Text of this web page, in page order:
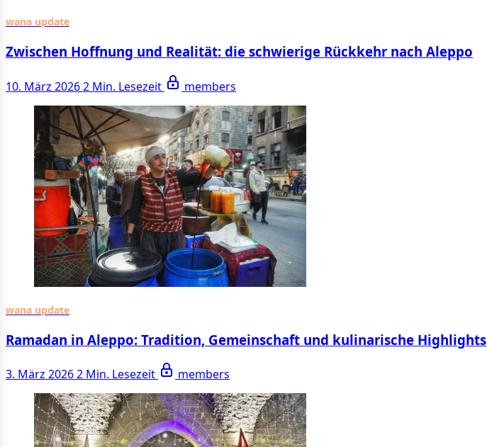
wana update
Zwischen Hoffnung und Realität: die schwierige Rückkehr nach Aleppo
10. März 20262 Min. Lesezeit members
wana update
Ramadan in Aleppo: Tradition, Gemeinschaft und kulinarische Highlights
3. März 20262 Min. Lesezeit members